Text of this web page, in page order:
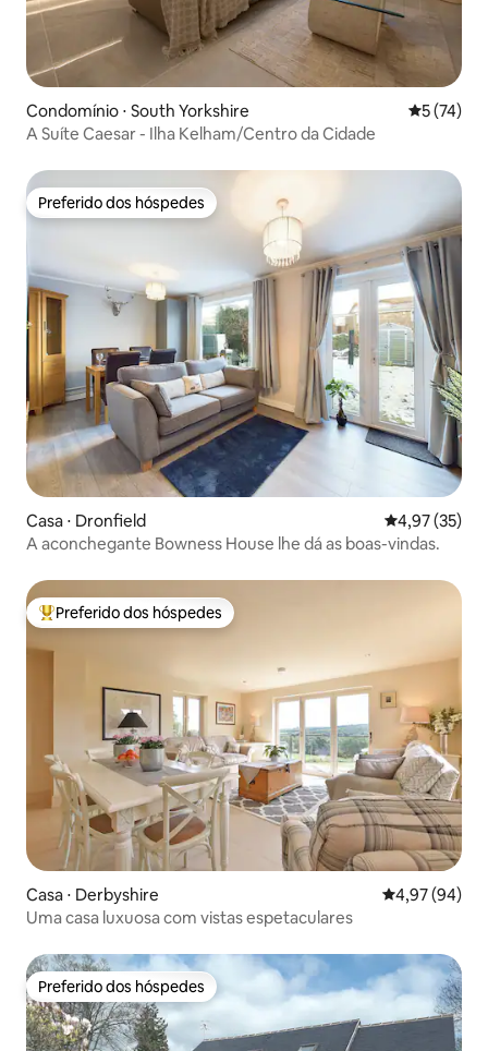
Condomínio ⋅ South Yorkshire 5 de uma
5 (74)
A Suíte Caesar - Ilha Kelham/Centro da Cidade
Preferido dos hóspedes
Preferido dos hóspedes
Casa ⋅ Dronfield 4,97 de uma
4,97 (35)
A aconchegante Bowness House lhe dá as boas-vindas.
Entre os melhores preferidos dos hóspedes
Preferido dos hóspedes
Casa ⋅ Derbyshire 4,97 de uma
4,97 (94)
Uma casa luxuosa com vistas espetaculares
Preferido dos hóspedes
Preferido dos hóspedes